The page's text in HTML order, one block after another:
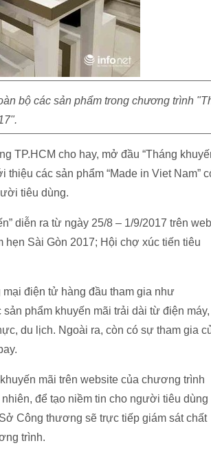
bộ các sản phẩm trong chương trình
TP.HCM cho hay, mở đầu “Tháng
các sản phẩm “Made in Viet Nam”
tiêu dùng.
diễn ra từ ngày 25/8 – 1/9/2017 trên
Sài Gòn 2017; Hội chợ xúc tiến tiêu
điện tử hàng đầu tham gia như
phẩm khuyến mãi trải dài từ điện máy,
du lịch. Ngoài ra, còn có sự tham gia
mãi trên website của chương trình
để tạo niềm tin cho người tiêu dùng
Công thương sẽ trực tiếp giám sát chất
trình.